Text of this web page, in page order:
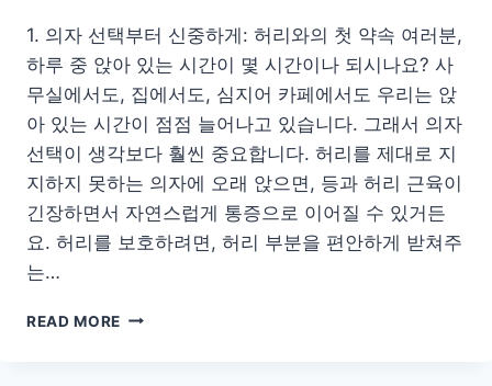
1. 의자 선택부터 신중하게: 허리와의 첫 약속 여러분,
하루 중 앉아 있는 시간이 몇 시간이나 되시나요? 사
무실에서도, 집에서도, 심지어 카페에서도 우리는 앉
아 있는 시간이 점점 늘어나고 있습니다. 그래서 의자
선택이 생각보다 훨씬 중요합니다. 허리를 제대로 지
지하지 못하는 의자에 오래 앉으면, 등과 허리 근육이
긴장하면서 자연스럽게 통증으로 이어질 수 있거든
요. 허리를 보호하려면, 허리 부분을 편안하게 받쳐주
는…
READ MORE 앉